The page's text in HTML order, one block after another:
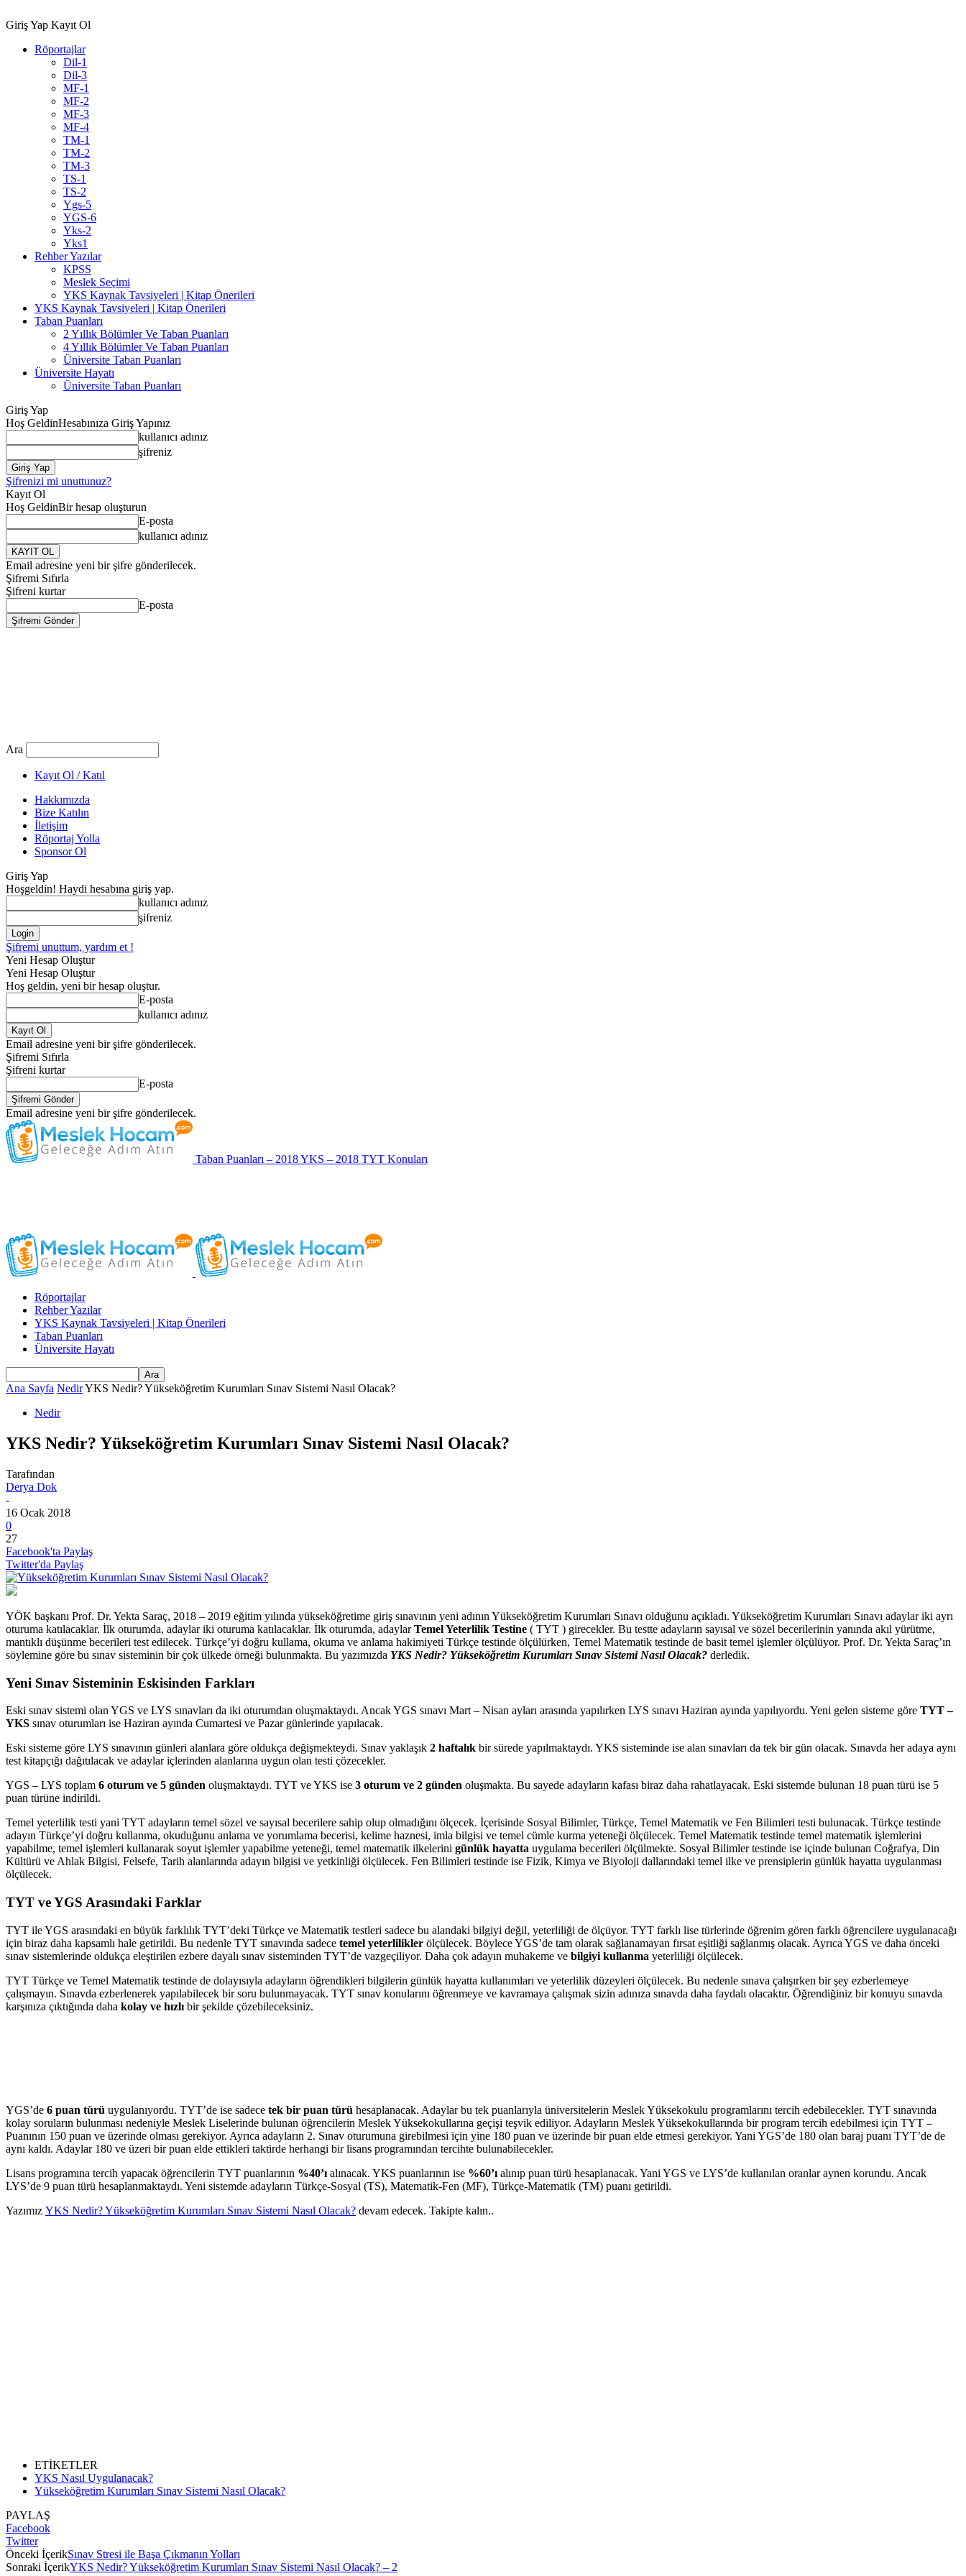
Giriş Yap Kayıt Ol
Röportajlar
Dil-1
Dil-3
MF-1
MF-2
MF-3
MF-4
TM-1
TM-2
TM-3
TS-1
TS-2
Ygs-5
YGS-6
Yks-2
Yks1
Rehber Yazılar
KPSS
Meslek Seçimi
YKS Kaynak Tavsiyeleri | Kitap Önerileri
YKS Kaynak Tavsiyeleri | Kitap Önerileri
Taban Puanları
2 Yıllık Bölümler Ve Taban Puanları
4 Yıllık Bölümler Ve Taban Puanları
Üniversite Taban Puanları
Üniversite Hayatı
Üniversite Taban Puanları
Giriş Yap
Hoş GeldinHesabınıza Giriş Yapınız
kullanıcı adınız
şifreniz
Şifrenizi mi unuttunuz?
Kayıt Ol
Hoş GeldinBir hesap oluşturun
E-posta
kullanıcı adınız
Email adresine yeni bir şifre gönderilecek.
Şifremi Sıfırla
Şifreni kurtar
E-posta
Ara
Kayıt Ol / Katıl
Hakkımızda
Bize Katılın
İletişim
Röportaj Yolla
Sponsor Ol
Giriş Yap
Hoşgeldin! Haydi hesabına giriş yap.
kullanıcı adınız
şifreniz
Şifremi unuttum, yardım et !
Yeni Hesap Oluştur
Yeni Hesap Oluştur
Hoş geldin, yeni bir hesap oluştur.
E-posta
kullanıcı adınız
Email adresine yeni bir şifre gönderilecek.
Şifremi Sıfırla
Şifreni kurtar
E-posta
Email adresine yeni bir şifre gönderilecek.
Taban Puanları – 2018 YKS – 2018 TYT Konuları
Röportajlar
Rehber Yazılar
YKS Kaynak Tavsiyeleri | Kitap Önerileri
Taban Puanları
Üniversite Hayatı
Ana Sayfa NedirYKS Nedir? Yükseköğretim Kurumları Sınav Sistemi Nasıl Olacak?
Nedir
YKS Nedir? Yükseköğretim Kurumları Sınav Sistemi Nasıl Olacak?
Tarafından
Derya Dok
-
16 Ocak 2018
0
27
Facebook'ta Paylaş
Twitter'da Paylaş
YÖK başkanı Prof. Dr. Yekta Saraç, 2018 – 2019 eğitim yılında yükseköğretime giriş sınavının yeni adının Yükseköğretim Kurumları Sınavı olduğunu açıkladı. Yükseköğretim Kurumları Sınavı adaylar iki ayrı
oturuma katılacaklar. İlk oturumda, adaylar iki oturuma katılacaklar. İlk oturumda, adaylarTemel Yeterlilik Testine ( TYT ) girecekler. Bu testte adayların sayısal ve sözel becerilerinin yanında akıl yürütme,
mantıklı düşünme becerileri test edilecek. Türkçe’yi doğru kullama, okuma ve anlama hakimiyeti Türkçe testinde ölçülürken, Temel Matematik testinde de basit temel işlemler ölçülüyor. Prof. Dr. Yekta Saraç’ın
söylemine göre bu sınav sisteminin bir çok ülkede örneği bulunmakta. Bu yazımızda YKS Nedir? Yükseköğretim Kurumları Sınav Sistemi Nasıl Olacak? derledik.
Yeni Sınav Sisteminin Eskisinden Farkları
Eski sınav sistemi olan YGS ve LYS sınavları da iki oturumdan oluşmaktaydı. Ancak YGS sınavı Mart – Nisan ayları arasında yapılırken LYS sınavı Haziran ayında yapılıyordu. Yeni gelen sisteme göre TYT –
YKS sınav oturumları ise Haziran ayında Cumartesi ve Pazar günlerinde yapılacak.
Eski sisteme göre LYS sınavının günleri alanlara göre oldukça değişmekteydi. Sınav yaklaşık 2 haftalık bir sürede yapılmaktaydı. YKS sisteminde ise alan sınavları da tek bir gün olacak. Sınavda her adaya aynı
test kitapçığı dağıtılacak ve adaylar içlerinden alanlarına uygun olan testi çözecekler.
YGS – LYS toplam 6 oturum ve 5 günden oluşmaktaydı. TYT ve YKS ise 3 oturum ve 2 günden oluşmakta. Bu sayede adayların kafası biraz daha rahatlayacak. Eski sistemde bulunan 18 puan türü ise 5
puan türüne indirildi.
Temel yeterlilik testi yani TYT adayların temel sözel ve sayısal becerilere sahip olup olmadığını ölçecek. İçerisinde Sosyal Bilimler, Türkçe, Temel Matematik ve Fen Bilimleri testi bulunacak. Türkçe testinde
adayın Türkçe’yi doğru kullanma, okuduğunu anlama ve yorumlama becerisi, kelime haznesi, imla bilgisi ve temel cümle kurma yeteneği ölçülecek. Temel Matematik testinde temel matematik işlemlerini
yapabilme, temel işlemleri kullanarak soyut işlemler yapabilme yeteneği, temel matematik ilkelerini günlük hayatta uygulama becerileri ölçülmekte. Sosyal Bilimler testinde ise içinde bulunan Coğrafya, Din
Kültürü ve Ahlak Bilgisi, Felsefe, Tarih alanlarında adayın bilgisi ve yetkinliği ölçülecek. Fen Bilimleri testinde ise Fizik, Kimya ve Biyoloji dallarındaki temel ilke ve prensiplerin günlük hayatta uygulanması
ölçülecek.
TYT ve YGS Arasındaki Farklar
TYT ile YGS arasındaki en büyük farklılık TYT’deki Türkçe ve Matematik testleri sadece bu alandaki bilgiyi değil, yeterliliği de ölçüyor. TYT farklı lise türlerinde öğrenim gören farklı öğrencilere uygulanacağı
için biraz daha kapsamlı hale getirildi. Bu nedenle TYT sınavında sadece temel yeterlilikler ölçülecek. Böylece YGS’de tam olarak sağlanamayan fırsat eşitliği sağlanmış olacak. Ayrıca YGS ve daha önceki
sınav sistemlerinde oldukça eleştirilen ezbere dayalı sınav sisteminden TYT’de vazgeçiliyor. Daha çok adayın muhakeme ve bilgiyi kullanma yeterliliği ölçülecek.
TYT Türkçe ve Temel Matematik testinde de dolayısıyla adayların öğrendikleri bilgilerin günlük hayatta kullanımları ve yeterlilik düzeyleri ölçülecek. Bu nedenle sınava çalışırken bir şey ezberlemeye
çalışmayın. Sınavda ezberlenerek yapılabilecek bir soru bulunmayacak. TYT sınav konularını öğrenmeye ve kavramaya çalışmak sizin adınıza sınavda daha faydalı olacaktır. Öğrendiğiniz bir konuyu sınavda
karşınıza çıktığında daha kolay ve hızlı bir şekilde çözebileceksiniz.
YGS’de 6 puan türü uygulanıyordu. TYT’de ise sadece tek bir puan türü hesaplanacak. Adaylar bu tek puanlarıyla üniversitelerin Meslek Yüksekokulu programlarını tercih edebilecekler. TYT sınavında
kolay soruların bulunması nedeniyle Meslek Liselerinde bulunan öğrencilerin Meslek Yüksekokullarına geçişi teşvik ediliyor. Adayların Meslek Yüksekokullarında bir program tercih edebilmesi için TYT –
Puanının 150 puan ve üzerinde olması gerekiyor. Ayrıca adayların 2. Sınav oturumuna girebilmesi için yine 180 puan ve üzerinde bir puan elde etmesi gerekiyor. Yani YGS’de 180 olan baraj puanı TYT’de de
aynı kaldı. Adaylar 180 ve üzeri bir puan elde ettikleri taktirde herhangi bir lisans programından tercihte bulunabilecekler.
Lisans programına tercih yapacak öğrencilerin TYT puanlarının %40’ı alınacak. YKS puanlarının ise %60’ı alınıp puan türü hesaplanacak. Yani YGS ve LYS’de kullanılan oranlar aynen korundu. Ancak
LYS’de 9 puan türü hesaplanmaktaydı. Yeni sistemde adayların Türkçe-Sosyal (TS), Matematik-Fen (MF), Türkçe-Matematik (TM) puanı getirildi.
Yazımız YKS Nedir? Yükseköğretim Kurumları Sınav Sistemi Nasıl Olacak? devam edecek. Takipte kalın..
ETİKETLER
YKS Nasıl Uygulanacak?
Yükseköğretim Kurumları Sınav Sistemi Nasıl Olacak?
PAYLAŞ
Facebook
Twitter
Önceki İçerikSınav Stresi ile Başa Çıkmanın Yolları
Sonraki İçerikYKS Nedir? Yükseköğretim Kurumları Sınav Sistemi Nasıl Olacak? – 2